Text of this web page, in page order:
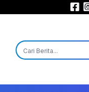
Samurai Biru